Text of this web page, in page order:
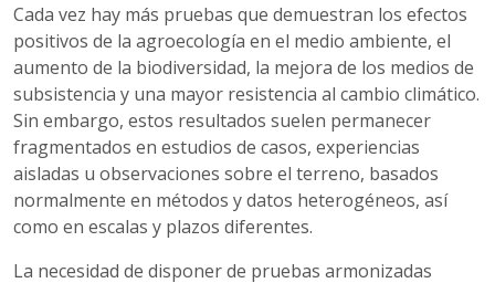
Cada vez hay más pruebas que demuestran los efectos
positivos de la agroecología en el medio ambiente, el
aumento de la biodiversidad, la mejora de los medios de
subsistencia y una mayor resistencia al cambio climático.
Sin embargo, estos resultados suelen permanecer
fragmentados en estudios de casos, experiencias
aisladas u observaciones sobre el terreno, basados
normalmente en métodos y datos heterogéneos, así
como en escalas y plazos diferentes.
La necesidad de disponer de pruebas armonizadas